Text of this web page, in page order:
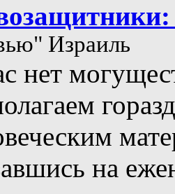
Израиль
нет
на